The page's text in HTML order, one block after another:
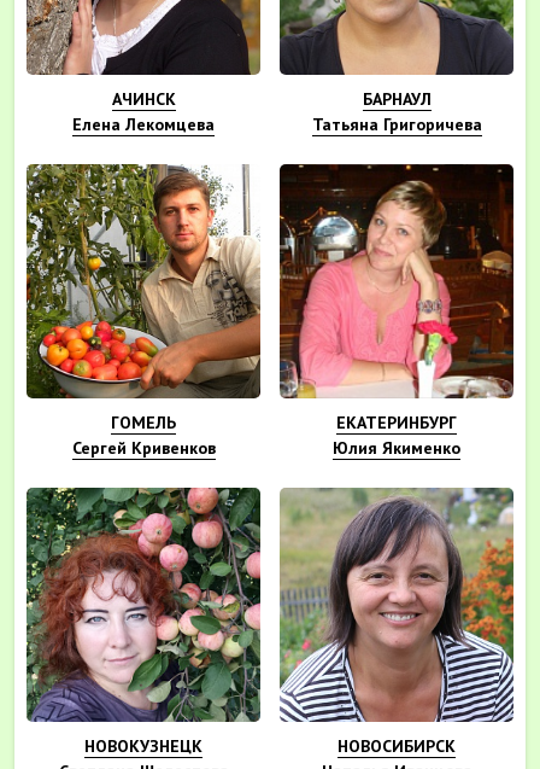
АЧИНСК
Елена Лекомцева
БАРНАУЛ
Татьяна Григоричева
ГОМЕЛЬ
Сергей Кривенков
ЕКАТЕРИНБУРГ
Юлия Якименко
НОВОКУЗНЕЦК
НОВОСИБИРСК